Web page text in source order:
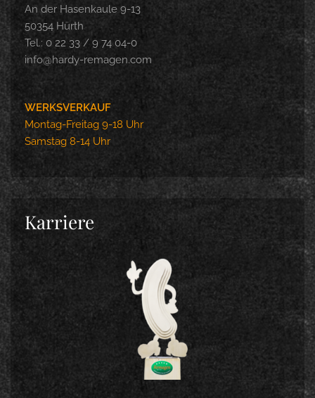
An der Hasenkaule 9-13
50354 Hürth
Tel.: 0 22 33 / 9 74 04-0
info@hardy-remagen.com
WERKSVERKAUF
Montag-Freitag 9-18 Uhr
Samstag 8-14 Uhr
Karriere